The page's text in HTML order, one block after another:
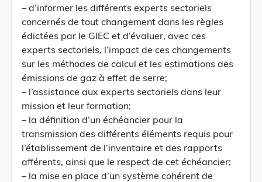
– d’informer les différents experts sectoriels
concernés de tout changement dans les règles
édictées par le GIEC et d’évaluer, avec ces
experts sectoriels, l’impact de ces changements
sur les méthodes de calcul et les estimations des
émissions de gaz à effet de serre;
– l’assistance aux experts sectoriels dans leur
mission et leur formation;
– la définition d’un échéancier pour la
transmission des différents éléments requis pour
l’établissement de l’inventaire et des rapports
afférents, ainsi que le respect de cet échéancier;
– la mise en place d’un système cohérent de